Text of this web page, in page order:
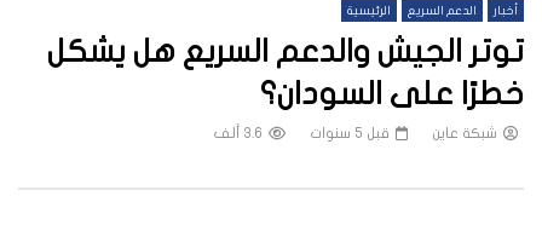
أخبار الدعم السريع الرئيسية
توتر الجيش والدعم السريع هل يشكل
خطرًا على السودان؟
شبكة عاين قبل 5 سنوات 3.6 ألف